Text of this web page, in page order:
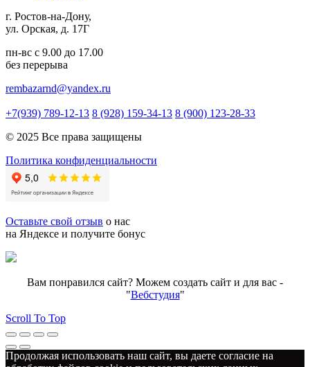
г. Ростов-на-Дону,
ул. Орская, д. 17Г
пн-вс с 9.00 до 17.00
без перерыва
rembazarnd@yandex.ru
+7(939) 789-12-13 8 (928) 159-34-13 8 (900) 123-28-33
© 2025 Все права защищены
Политика конфиденциальности
Оставьте свой отзыв о нас
на Яндексе и получите бонус
Вам понравился сайт? Можем создать сайт и для вас -
"Вебстудия"
Scroll To Top
Продолжая использовать наш сайт, вы даете согласие на